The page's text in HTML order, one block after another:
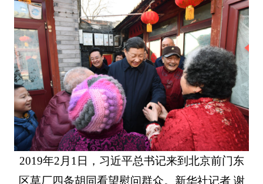
2019年2月1日，习近平总书记来到北京前门东
区草厂四条胡同看望慰问群众。新华社记者 谢